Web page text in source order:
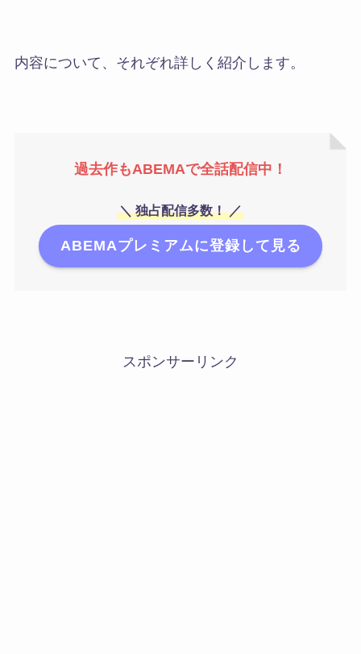
内容について、それぞれ詳しく紹介します。
過去作もABEMAで全話配信中！
＼ 独占配信多数！ ／
ABEMAプレミアムに登録して見る
スポンサーリンク